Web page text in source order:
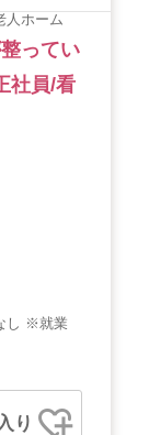
人ホーム
ってい
社員/看
し ※就業
り